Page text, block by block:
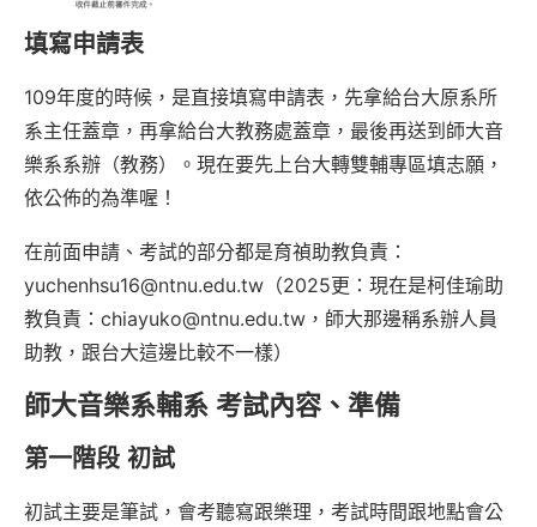
填寫申請表
109年度的時候，是直接填寫申請表，先拿給台大原系所
系主任蓋章，再拿給台大教務處蓋章，最後再送到師大音
樂系系辦（教務）。現在要先上台大轉雙輔專區填志願，
依公佈的為準喔！
在前面申請、考試的部分都是育禎助教負責：
yuchenhsu16@ntnu.edu.tw（2025更：現在是柯佳瑜助
教負責：chiayuko@ntnu.edu.tw，師大那邊稱系辦人員
助教，跟台大這邊比較不一樣）
師大音樂系輔系 考試內容、準備
第一階段 初試
初試主要是筆試，會考聽寫跟樂理，考試時間跟地點會公